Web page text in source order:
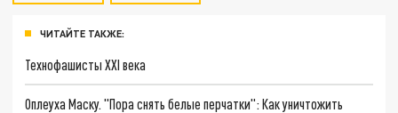
ЧИТАЙТЕ ТАКЖЕ:
Технофашисты XXI века
Оплеуха Маску. "Пора снять белые перчатки": Как уничтожить